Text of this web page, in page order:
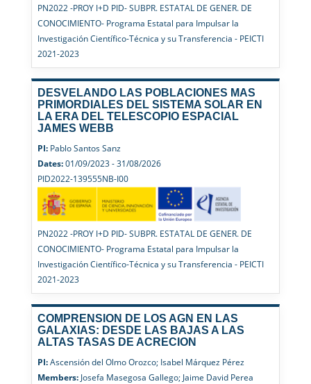
PN2022 -PROY I+D PID- SUBPR. ESTATAL DE GENER. DE
CONOCIMIENTO- Programa Estatal para Impulsar la
Investigación Científico-Técnica y su Transferencia - PEICTI
2021-2023
DESVELANDO LAS POBLACIONES MAS
PRIMORDIALES DEL SISTEMA SOLAR EN
LA ERA DEL TELESCOPIO ESPACIAL
JAMES WEBB
PI:Pablo Santos Sanz
Dates:01/09/2023 - 31/08/2026
PID2022-139555NB-I00
PN2022 -PROY I+D PID- SUBPR. ESTATAL DE GENER. DE
CONOCIMIENTO- Programa Estatal para Impulsar la
Investigación Científico-Técnica y su Transferencia - PEICTI
2021-2023
COMPRENSION DE LOS AGN EN LAS
GALAXIAS: DESDE LAS BAJAS A LAS
ALTAS TASAS DE ACRECION
PI:Ascensión del Olmo Orozco; Isabel Márquez Pérez
Members:Josefa Masegosa Gallego; Jaime David Perea